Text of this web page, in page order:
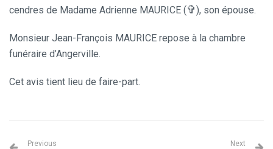
cendres de Madame Adrienne MAURICE (✞), son épouse.
Monsieur Jean-François MAURICE repose à la chambre
funéraire d’Angerville.
Cet avis tient lieu de faire-part.
Previous Next